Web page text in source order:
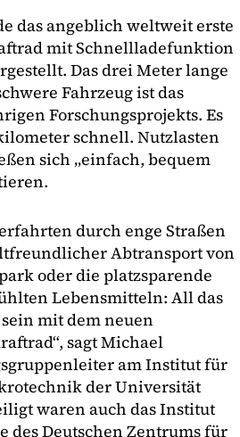
das angeblich weltweit erste
mit Schnellladefunktion
Das drei Meter lange
Fahrzeug ist das
Forschungsprojekts. Es
schnell. Nutzlasten
sich „einfach, bequem
durch enge Straßen
Abtransport von
oder die platzsparende
Lebensmitteln: All das
mit dem neuen
sagt Michael
am Institut für
der Universität
waren auch das Institut
des Deutschen Zentrums für